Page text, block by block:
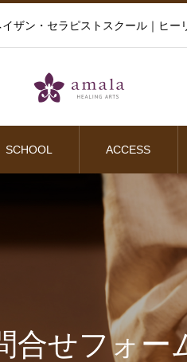
ン・セラピストスクール｜ヒー
SCHOOL ACCESS
合せフォー